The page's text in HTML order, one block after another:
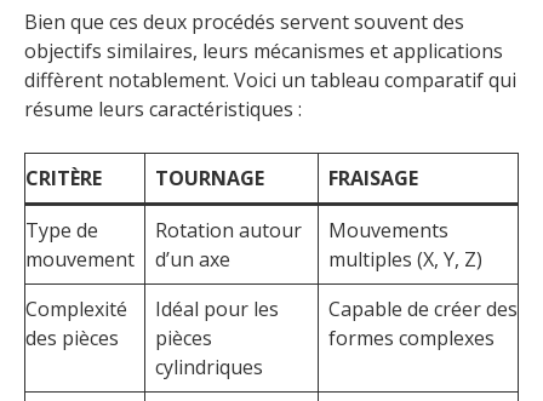
Bien que ces deux procédés servent souvent des
objectifs similaires, leurs mécanismes et applications
diffèrent notablement. Voici un tableau comparatif qui
résume leurs caractéristiques :
CRITÈRE TOURNAGE
FRAISAGE
Type de
mouvement
Rotation autour
d’un axe
Mouvements
multiples (X, Y, Z)
Complexité
des pièces
Idéal pour les
pièces
cylindriques
Capable de créer des
formes complexes